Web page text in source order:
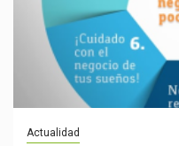
Actualidad